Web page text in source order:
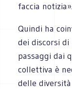
faccia notizia».
Quindi ha
dei discorsi
passaggi dai
collettiva è
delle